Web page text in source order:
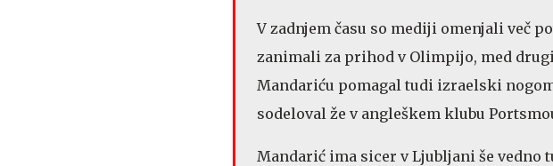
V zadnjem času so mediji omenjali več
zanimali za prihod v Olimpijo, med
Mandariću pomagal tudi izraelski
sodeloval že v angleškem klubu
Mandarić ima sicer v Ljubljani še vedno